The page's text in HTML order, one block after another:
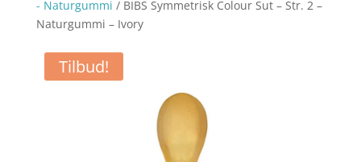
- Naturgummi / BIBS Symmetrisk Colour Sut – Str. 2 –
Naturgummi – Ivory
Tilbud!